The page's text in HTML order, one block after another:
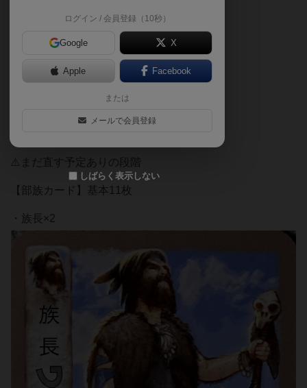
BGG評価6.8／重さ2.73／2人ベスト
【カード和訳】 テキスト修正日2025.8.8
部族カード24枚 テキスト作成日2025.5.4
場所カード6枚 裏表
⚠️まだ直す予定ありの段階
【部族カード】基本11枚
・族長×2
ログイン / 会員登録（10秒）
Google X
Apple Facebook
または
メールで会員登録
しばらく表示しない